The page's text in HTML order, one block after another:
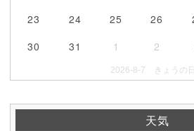
23
24 25 26
30
31 1 2
2026-8-7 きょうの日
天気